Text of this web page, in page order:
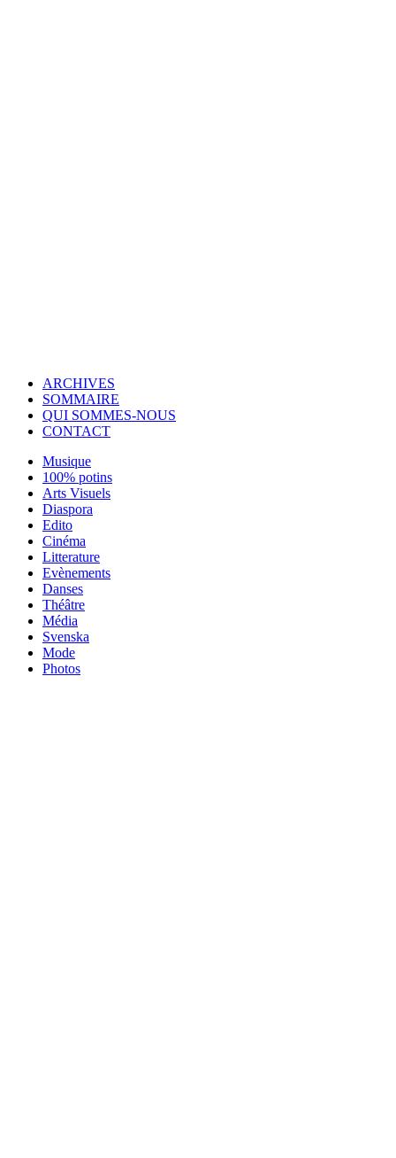
ARCHIVES
SOMMAIRE
QUI SOMMES-NOUS
CONTACT
Musique
100% potins
Arts Visuels
Diaspora
Edito
Cinéma
Litterature
Evènements
Danses
Théâtre
Média
Svenska
Mode
Photos